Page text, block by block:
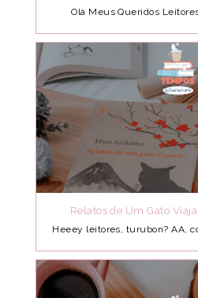
Olá Meus Queridos
Relatos de Um Gato
Heeey leitores, turubon? AA,